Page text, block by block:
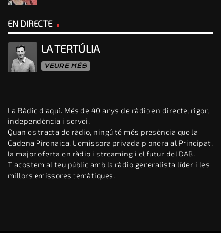
EN DIRECTE
LA TERTÚLIA
VEURE MÉS
La Ràdio d’aquí. Més de 40 anys de ràdio en directe, rigor,
independència i servei.
Quan es tracta de ràdio, ningú té més presència que la
Cadena Pirenaica. L’emissora privada pionera al Principat,
la major oferta en ràdio i streaming i el futur del DAB.
T’acostem al teu públic amb la ràdio generalista líder i les
millors emissores temàtiques.